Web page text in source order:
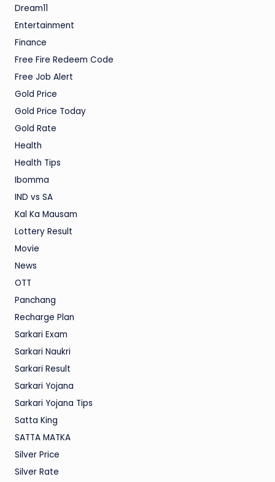
Dream11
Entertainment
Finance
Free Fire Redeem Code
Free Job Alert
Gold Price
Gold Price Today
Gold Rate
Health
Health Tips
Ibomma
IND vs SA
Kal Ka Mausam
Lottery Result
Movie
News
OTT
Panchang
Recharge Plan
Sarkari Exam
Sarkari Naukri
Sarkari Result
Sarkari Yojana
Sarkari Yojana Tips
Satta King
SATTA MATKA
Silver Price
Silver Rate